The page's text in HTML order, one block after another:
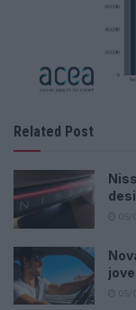
Related Post